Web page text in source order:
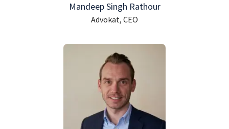
Mandeep Singh Rathour
Advokat, CEO